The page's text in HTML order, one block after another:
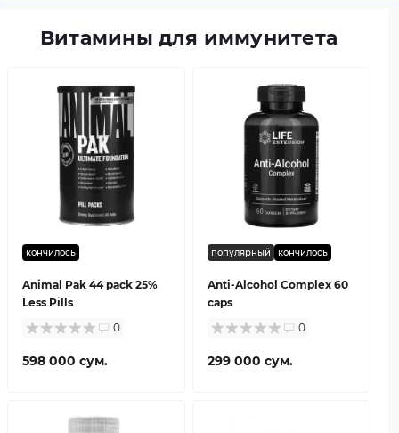
Витамины для иммунитета
кончилось
Animal Pak 44 pack 25%
Less Pills
0
598 000 сум.
популярный кончилось
Anti-Alcohol Complex 60
caps
0
299 000 сум.